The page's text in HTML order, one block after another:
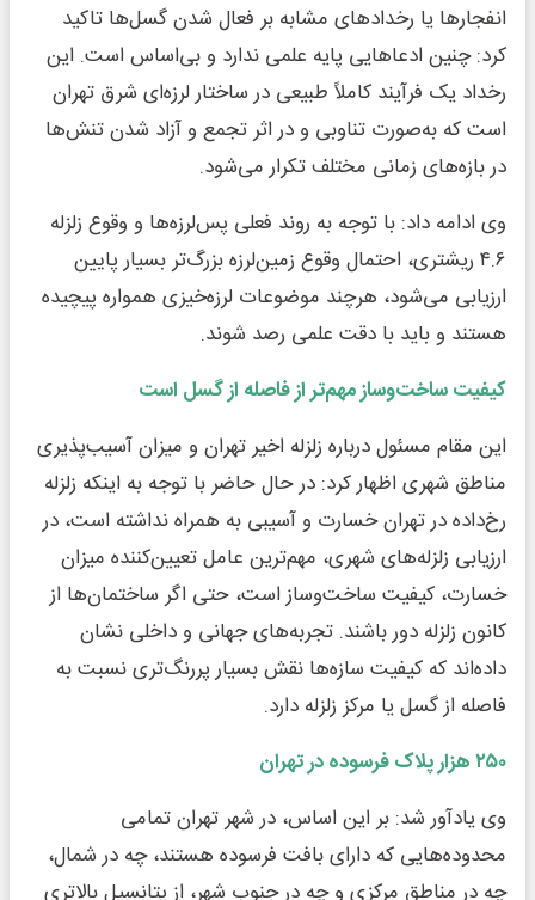
انفجارها یا رخدادهای مشابه بر فعال شدن گسل‌ها تاکید
کرد: چنین ادعاهایی پایه علمی ندارد و بی‌اساس است. این
رخداد یک فرآیند کاملاً طبیعی در ساختار لرزه‌ای شرق تهران
است که به‌صورت تناوبی و در اثر تجمع و آزاد شدن تنش‌ها
در بازه‌های زمانی مختلف تکرار می‌شود.
وی ادامه داد: با توجه به روند فعلی پس‌لرزه‌ها و وقوع زلزله
۴.۶ ریشتری، احتمال وقوع زمین‌لرزه بزرگ‌تر بسیار پایین
ارزیابی می‌شود، هرچند موضوعات لرزه‌خیزی همواره پیچیده
هستند و باید با دقت علمی رصد شوند.
کیفیت ساخت‌وساز مهم‌تر از فاصله از گسل است
این مقام مسئول درباره زلزله اخیر تهران و میزان آسیب‌پذیری
مناطق شهری اظهار کرد: در حال حاضر با توجه به اینکه زلزله
رخ‌داده در تهران خسارت و آسیبی به همراه نداشته است، در
ارزیابی زلزله‌های شهری، مهم‌ترین عامل تعیین‌کننده میزان
خسارت، کیفیت ساخت‌وساز است، حتی اگر ساختمان‌ها از
کانون زلزله دور باشند. تجربه‌های جهانی و داخلی نشان
داده‌اند که کیفیت سازه‌ها نقش بسیار پررنگ‌تری نسبت به
فاصله از گسل یا مرکز زلزله دارد.
۲۵۰ هزار پلاک فرسوده در تهران
وی یادآور شد: بر این اساس، در شهر تهران تمامی
محدوده‌هایی که دارای بافت فرسوده هستند، چه در شمال،
چه در مناطق مرکزی و چه در جنوب شهر، از پتانسیل بالاتری